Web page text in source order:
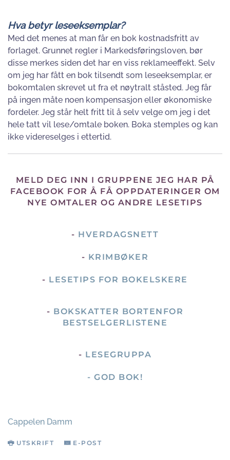
Hva betyr leseeksemplar?
Med det menes at man får en bok kostnadsfritt av
forlaget. Grunnet regler i Markedsføringsloven, bør
disse merkes siden det har en viss reklameeffekt. Selv
om jeg har fått en bok tilsendt som leseeksemplar, er
bokomtalen skrevet ut fra et nøytralt ståsted. Jeg får
på ingen måte noen kompensasjon eller økonomiske
fordeler. Jeg står helt fritt til å selv velge om jeg i det
hele tatt vil lese/omtale boken. Boka stemples og kan
ikke videreselges i ettertid.
MELD DEG INN I GRUPPENE JEG HAR PÅ
FACEBOOK FOR Å FÅ OPPDATERINGER OM
NYE OMTALER OG ANDRE LESETIPS
- HVERDAGSNETT
- KRIMBØKER
- LESETIPS FOR BOKELSKERE
- BOKSKATTER BORTENFOR
BESTSELGERLISTENE
- LESEGRUPPA
- GOD BOK!
Cappelen Damm
UTSKRIFT E-POST